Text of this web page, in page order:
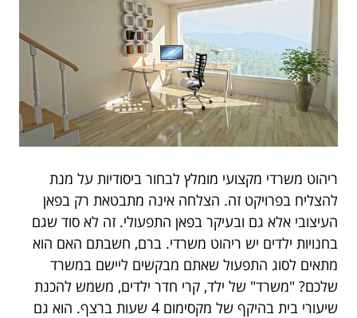
ריהוט משרדי מקצועי מומלץ לבחור ביסודיות על מנת
להצליח בפרויקט זה. הצלחה אינה מתבטאת רק בפאן
העיצובי אלא גם ובעיקר בפאן התפעולי. זה לא סוד שגם
בחנויות ילדים יש ריהוט משרדי. ברם, חשבתם האם הוא
מתאים לסוג התפעול שאתם מבקשים ליישם במשרד
שלכם? "משרד" של ילד, קרי חדר ילדים, משמש להכנת
שיעורי בית בהיקף של מקסימום 4 שעות ברצף. הוא גם